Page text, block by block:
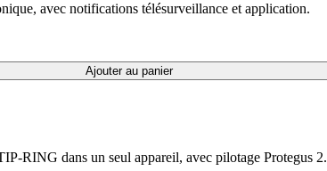
avec notifications télésurveillance et application.
Ajouter au panier
RING dans un seul appareil, avec pilotage Protegus 2.